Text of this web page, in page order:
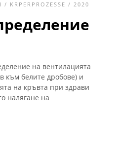
/ KRPERPROZESSE / 2020
на вентилацията
към белите дробове) и
на кръвта при здрави
налягане на